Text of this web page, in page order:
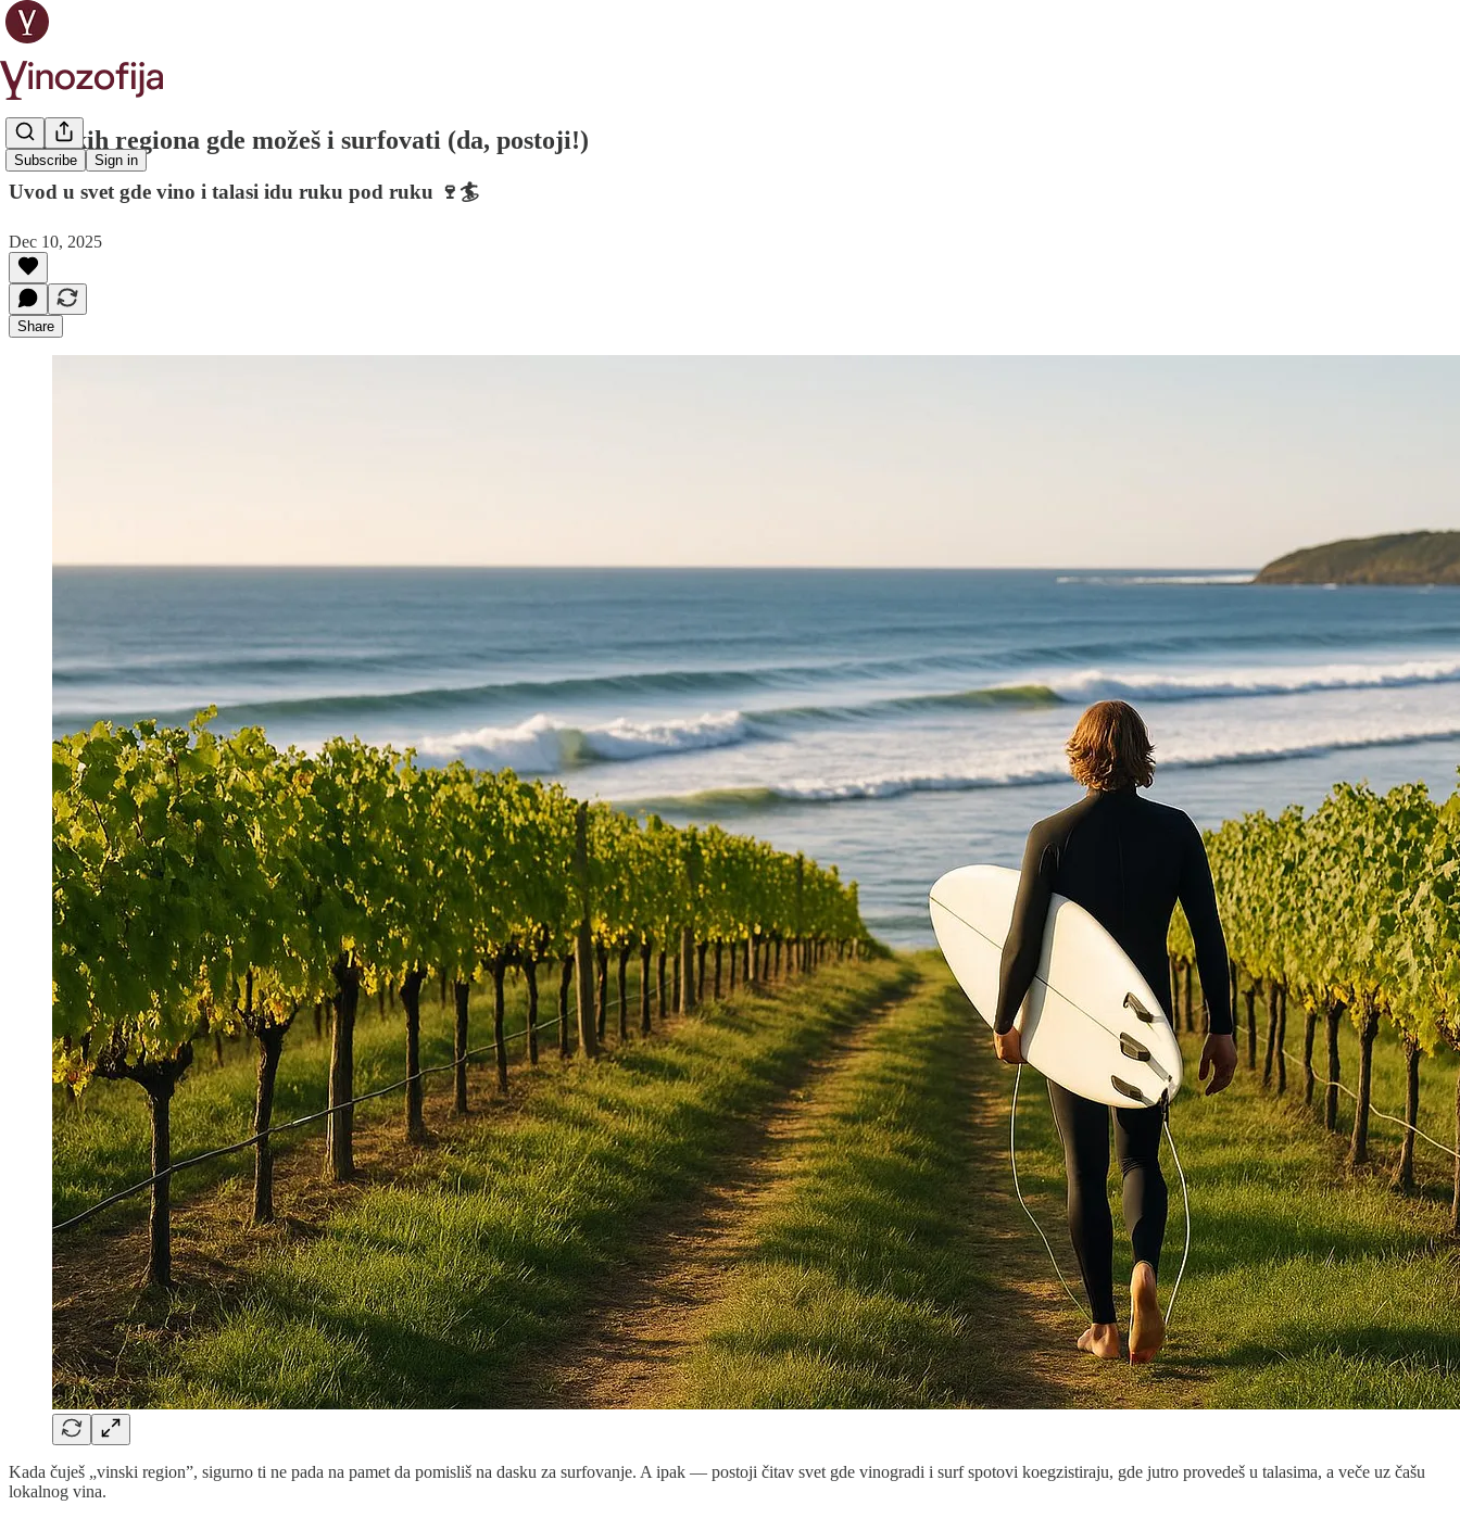
Subscribe Sign in
7 vinskih regiona gde možeš i surfovati (da, postoji!)
Uvod u svet gde vino i talasi idu ruku pod ruku 🍷🏄
Dec 10, 2025
Share
Kada čuješ „vinski region”, sigurno ti ne pada na pamet da pomisliš na dasku za surfovanje. A ipak — postoji čitav svet gde vinogradi i surf spotovi koegzistiraju, gde jutro provedeš u talasima, a veče uz čašu
lokalnog vina.